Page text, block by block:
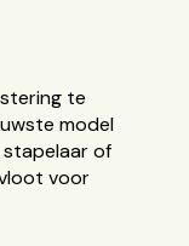
te
model
of
voor